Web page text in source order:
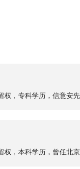
权，专科学历，信意安
权，本科学历，曾任北